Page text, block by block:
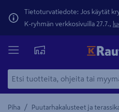
Tietoturvatiedote: Jos käytät
K-ryhmän verkkosivuilla 27.7.,
Piha / Puutarhakalusteet ja